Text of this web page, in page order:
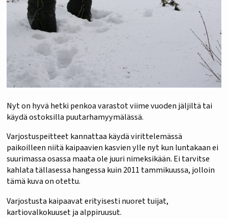
Nyt on hyvä hetki penkoa varastot viime vuoden jäljiltä tai
käydä ostoksilla puutarhamyymälässä.
Varjostuspeitteet kannattaa käydä virittelemässä
paikoilleen niitä kaipaavien kasvien ylle nyt kun luntakaan ei
suurimassa osassa maata ole juuri nimeksikään. Ei tarvitse
kahlata tällasessa hangessa kuin 2011 tammikuussa, jolloin
tämä kuva on otettu.
Varjostusta kaipaavat erityisesti nuoret tuijat,
kartiovalkokuuset ja alppiruusut.